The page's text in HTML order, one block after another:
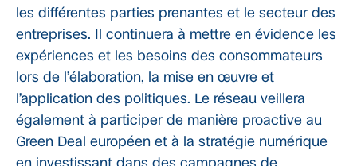
les différentes parties prenantes et le secteur des
entreprises. Il continuera à mettre en évidence les
expériences et les besoins des consommateurs
lors de l’élaboration, la mise en œuvre et
l’application des politiques. Le réseau veillera
également à participer de manière proactive au
Green Deal européen et à la stratégie numérique
en investissant dans des campagnes de